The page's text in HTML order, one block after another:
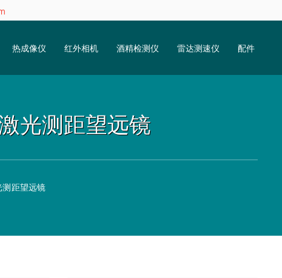
热成像仪 红外相机 酒精检测仪 雷达测速仪 配件
光测距望远镜
测距望远镜